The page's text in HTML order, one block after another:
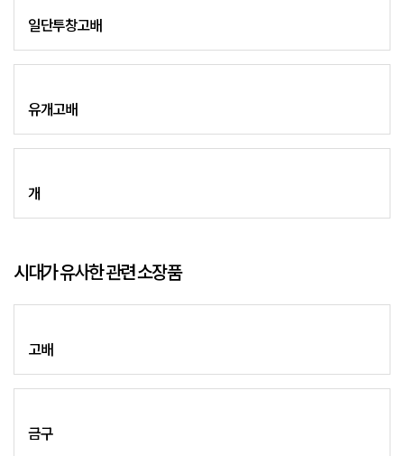
일단투창고배
유개고배
개
시대가 유사한 관련 소장품
고배
금구